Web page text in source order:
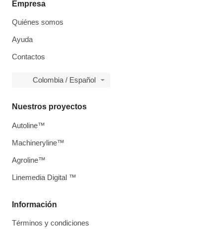
Empresa
Quiénes somos
Ayuda
Contactos
Colombia / Español
Información
Términos y condiciones
Nuestros proyectos
Autoline™
Machineryline™
Agroline™
Linemedia Digital ™